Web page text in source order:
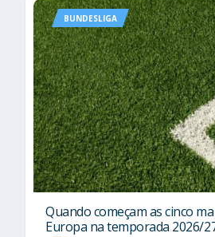
BUNDESLIGA
Quando começam as cinco
Europa na temporada 2026/